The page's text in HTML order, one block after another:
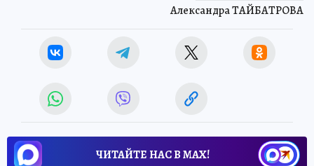
Александра ТАЙБАТРОВА
ЧИТАЙТЕ НАС В МАХ!